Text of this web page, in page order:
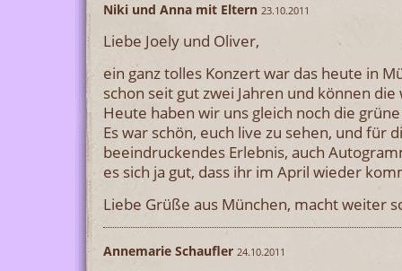
Niki und Anna mit Eltern 23.10.2011
Liebe Joely und Oliver,
ein ganz tolles Konzert war das heute in
schon seit gut zwei Jahren und können die
Heute haben wir uns gleich noch die
Es war schön, euch live zu sehen, und für
beeindruckendes Erlebnis, auch
es sich ja gut, dass ihr im April wieder
Liebe Grüße aus München, macht weiter
Annemarie Schaufler 24.10.2011